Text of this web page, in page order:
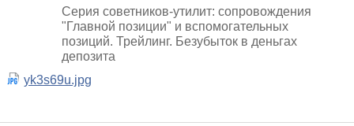
Серия советников-утилит: сопровождения
"Главной позиции" и вспомогательных
позиций. Трейлинг. Безубыток в деньгах
депозита
yk3s69u.jpg